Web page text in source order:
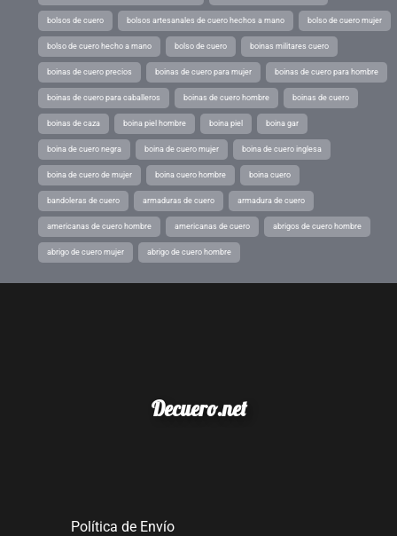
bolsos de cuero bolsos artesanales de cuero hechos a mano bolso de cuero mujer
bolso de cuero hecho a mano bolso de cuero boinas militares cuero
boinas de cuero precios boinas de cuero para mujer boinas de cuero para hombre
boinas de cuero para caballeros boinas de cuero hombre boinas de cuero
boinas de caza boina piel hombre boina piel boina gar
boina de cuero negra boina de cuero mujer boina de cuero inglesa
boina de cuero de mujer boina cuero hombre boina cuero
bandoleras de cuero armaduras de cuero armadura de cuero
americanas de cuero hombre americanas de cuero abrigos de cuero hombre
abrigo de cuero mujer abrigo de cuero hombre
Decuero.net
Política de Envío